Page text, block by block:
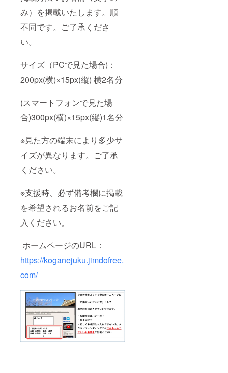
み）を掲載いたします。順
不同です。ご了承くださ
い。
サイズ（PCで見た場合)：
200px(横)×15px(縦) 横2名分
(スマートフォンで見た場
合)300px(横)×15px(縦)1名分
※見た方の端末により多少サ
イズが異なります。ご了承
ください。
※支援時、必ず備考欄に掲載
を希望されるお名前をご記
入ください。
ホームページのURL：
https://koganejuku.jimdofree.
com/